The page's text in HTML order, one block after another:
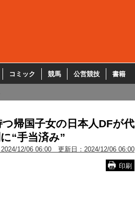
コミック 競馬 公営競技 書籍
帰国子女の日本人DFが代
“手当済み”
2024/12/06 06:00 更新日： 2024/12/06 06:00
印刷